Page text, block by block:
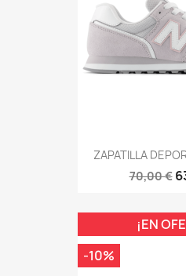
ZAPATILLA
70,00 €
¡EN
-10%